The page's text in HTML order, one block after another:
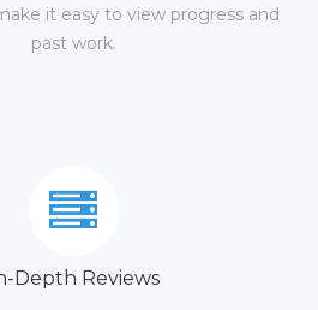
it easy to view progress and
past work.
Depth Reviews